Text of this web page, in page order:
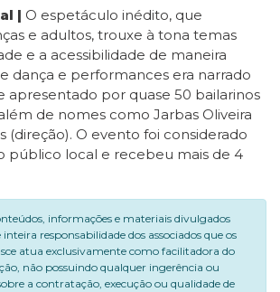
| O espetáculo inédito, que
e adultos, trouxe à tona temas
e a acessibilidade de maneira
dança e performances era narrado
apresentado por quase 50 bailarinos
de nomes como Jarbas Oliveira
(direção). O evento foi considerado
público local e recebeu mais de 4
informações e materiais divulgados
inteira responsabilidade dos associados que os
atua exclusivamente como facilitadora do
não possuindo qualquer ingerência ou
a contratação, execução ou qualidade de